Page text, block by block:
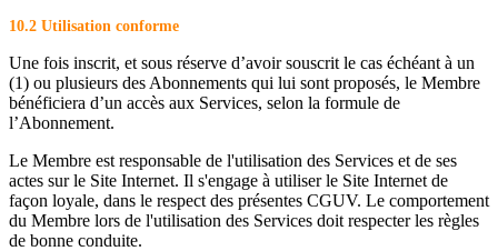
10.2 Utilisation conforme
Une fois inscrit, et sous réserve d’avoir souscrit le cas échéant à un
(1) ou plusieurs des Abonnements qui lui sont proposés, le Membre
bénéficiera d’un accès aux Services, selon la formule de
l’Abonnement.
Le Membre est responsable de l'utilisation des Services et de ses
actes sur le Site Internet. Il s'engage à utiliser le Site Internet de
façon loyale, dans le respect des présentes CGUV. Le comportement
du Membre lors de l'utilisation des Services doit respecter les règles
de bonne conduite.